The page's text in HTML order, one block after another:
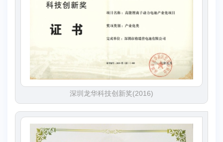
深圳龙华科技创新奖(2016)